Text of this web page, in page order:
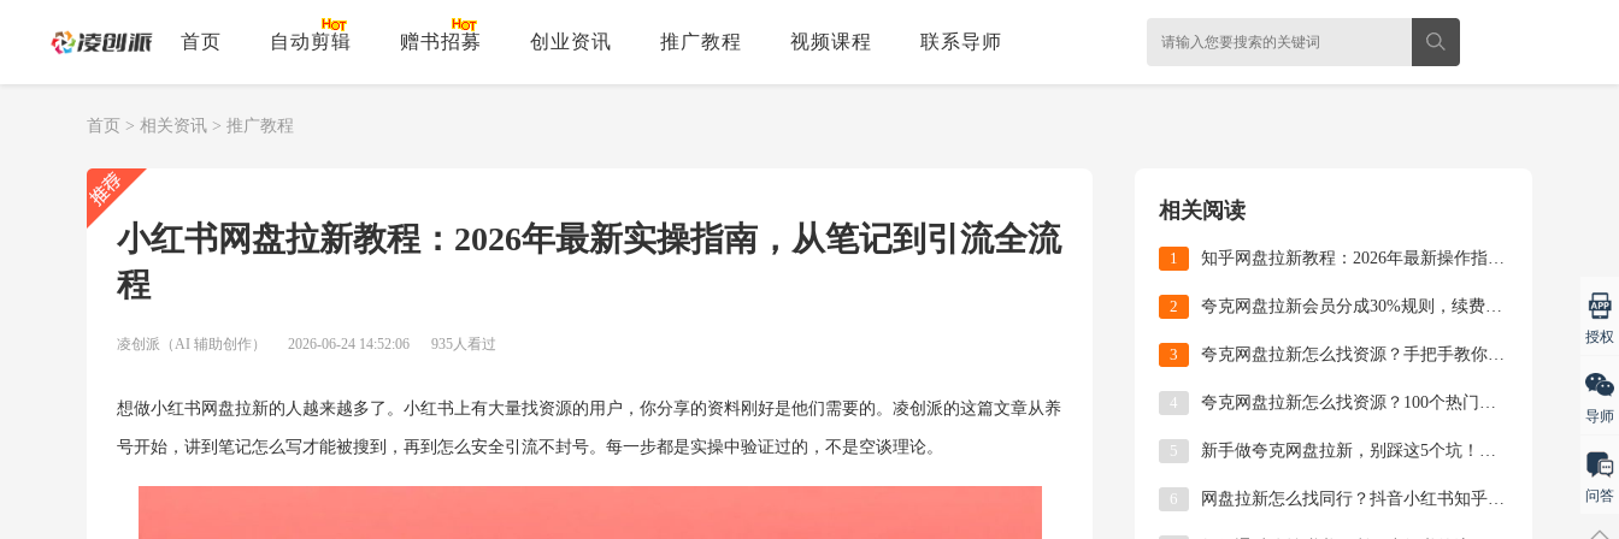
首页 自动剪辑 赠书招募 创业资讯 推广教程 视频课程 联系导师
首页 > 相关资讯 > 推广教程
小红书网盘拉新教程：2026年最新实操指南，从笔记到引流全流
程
凌创派（AI 辅助创作） 2026-06-24 14:52:06 935人看过
想做小红书网盘拉新的人越来越多了。小红书上有大量找资源的用户，你分享的资料刚好是他们需要的。凌创派的这篇文章从养
号开始，讲到笔记怎么写才能被搜到，再到怎么安全引流不封号。每一步都是实操中验证过的，不是空谈理论。
相关阅读
1 知乎网盘拉新教程：2026年最新操作指南，从养号
2 夸克网盘拉新会员分成30%规则，续费怎么算？转存
3 夸克网盘拉新怎么找资源？手把手教你从0搭建资源库
4 夸克网盘拉新怎么找资源？100个热门资源品类清单
5 新手做夸克网盘拉新，别踩这5个坑！附2026最新
6 网盘拉新怎么找同行？抖音小红书知乎淘宝全渠道搜索
授权
导师
问答